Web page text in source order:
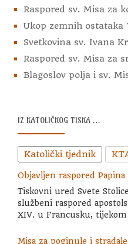
Raspored sv. Misa za
Ukop zemnih ostataka
Svetkovina sv. Ivana
Raspored sv. Misa za
Blagoslov polja i sv.
IZ KATOLIČKOG TISKA …
Katolički tjednik
Objavljen raspored
Tiskovni ured Svete
službeni raspored
XIV. u Francusku, tijekom
Misa za poginule i